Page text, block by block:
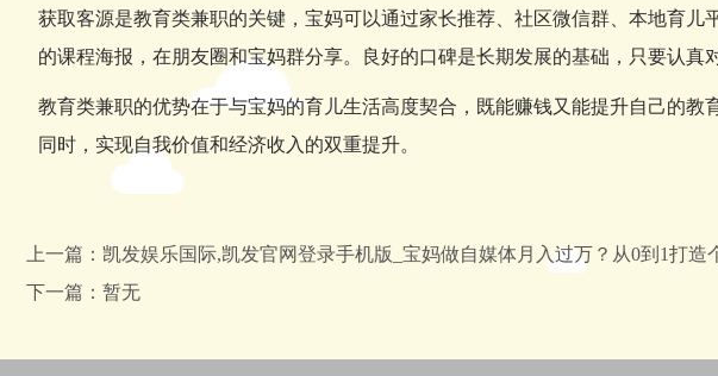
获取客源是教育类兼职的关键，宝妈可以通过家长推荐、社区微信群、本地育
的课程海报，在朋友圈和宝妈群分享。良好的口碑是长期发展的基础，只要认真
教育类兼职的优势在于与宝妈的育儿生活高度契合，既能赚钱又能提升自己的
同时，实现自我价值和经济收入的双重提升。
上一篇：凯发娱乐国际,凯发官网登录手机版_宝妈做自媒体月入过万？从0到1打造
下一篇：暂无